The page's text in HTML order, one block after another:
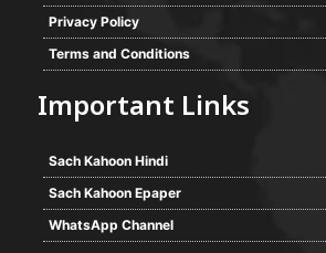
Privacy Policy
Terms and Conditions
Important Links
Sach Kahoon Hindi
Sach Kahoon Epaper
WhatsApp Channel